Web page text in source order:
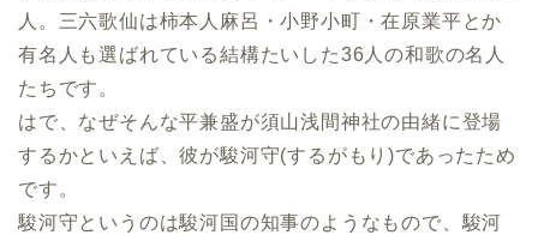
人。三六歌仙は柿本人麻呂・小野小町・在原業平とか
有名人も選ばれている結構たいした36人の和歌の名人
たちです。
はで、なぜそんな平兼盛が須山浅間神社の由緒に登場
するかといえば、彼が駿河守(するがもり)であったため
です。
駿河守というのは駿河国の知事のようなもので、駿河